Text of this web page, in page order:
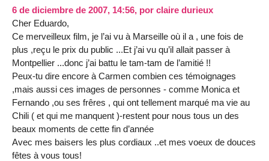
6 de diciembre de 2007, 14:56, por claire durieux
Cher Eduardo,
Ce merveilleux film, je l’ai vu à Marseille où il a , une fois de
plus ,reçu le prix du public ...Et j’ai vu qu’il allait passer à
Montpellier ...donc j’ai battu le tam-tam de l’amitié !!
Peux-tu dire encore à Carmen combien ces témoignages
,mais aussi ces images de personnes - comme Monica et
Fernando ,ou ses frêres , qui ont tellement marqué ma vie au
Chili ( et qui me manquent )-restent pour nous tous un des
beaux moments de cette fin d’année
Avec mes baisers les plus cordiaux ..et mes voeux de douces
fêtes à vous tous!